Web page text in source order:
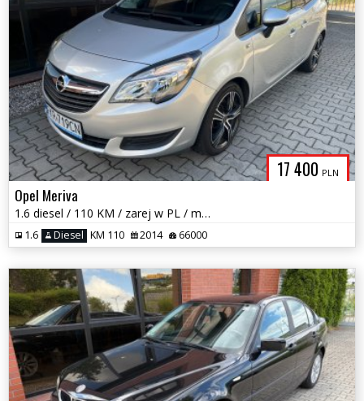
17 400 PLN
Opel Meriva
1.6 diesel / 110 KM / zarej w PL / mały przebieg / zadbany / zamiana
1.6 Diesel KM 110 2014 66000